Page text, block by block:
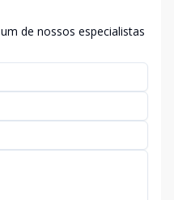
de nossos especialistas